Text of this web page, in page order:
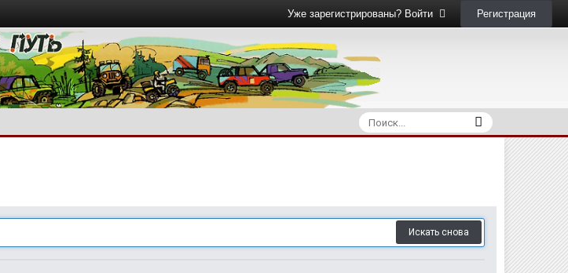
Уже зарегистрированы? Войти Регистрация
Искать снова